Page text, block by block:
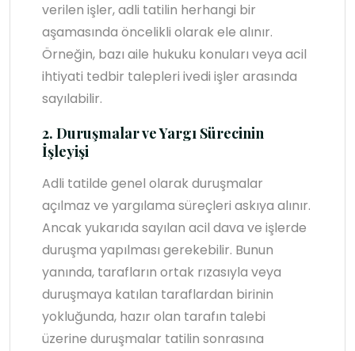
verilen işler, adli tatilin herhangi bir
aşamasında öncelikli olarak ele alınır.
Örneğin, bazı aile hukuku konuları veya acil
ihtiyati tedbir talepleri ivedi işler arasında
sayılabilir.
2. Duruşmalar ve Yargı Sürecinin
İşleyişi
Adli tatilde genel olarak duruşmalar
açılmaz ve yargılama süreçleri askıya alınır.
Ancak yukarıda sayılan acil dava ve işlerde
duruşma yapılması gerekebilir. Bunun
yanında, tarafların ortak rızasıyla veya
duruşmaya katılan taraflardan birinin
yokluğunda, hazır olan tarafın talebi
üzerine duruşmalar tatilin sonrasına